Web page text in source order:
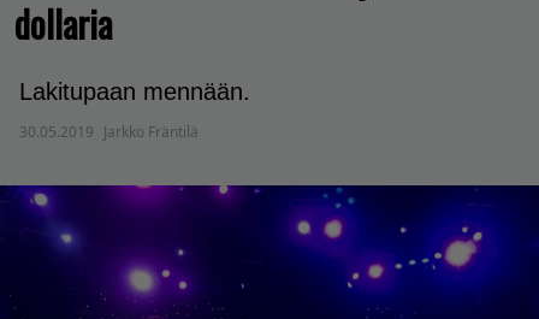
dollaria
Lakitupaan mennään.
30.05.2019 Jarkko Fräntilä